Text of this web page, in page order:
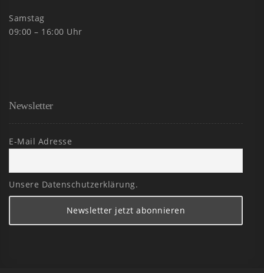
Samstag
09:00 – 16:00 Uhr
Newsletter
E-Mail Adresse
Unsere Datenschutzerklärung.